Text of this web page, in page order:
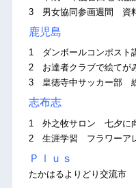
3 男女協同参画週間 資
鹿児島
1 ダンボールコンポスト
2 お達者クラブで絵てが
3 皇徳寺中サッカー部
志布志
1 外之牧サロン 七夕に
2 生涯学習 フラワーア
Ｐｌｕｓ
たかはるよりどり交流市